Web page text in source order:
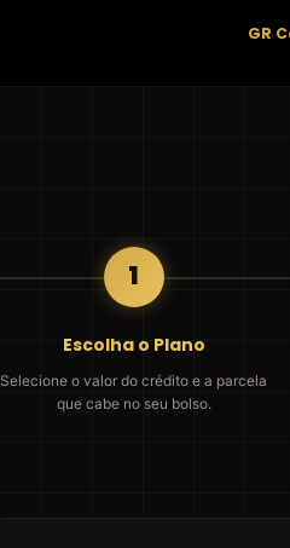
GR
1
Escolha o Plano
Selecione o valor do crédito e a parcela
que cabe no seu bolso.